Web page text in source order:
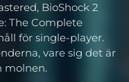
BioShock 2
The Complete
för single-player.
vare sig det är
molnen.